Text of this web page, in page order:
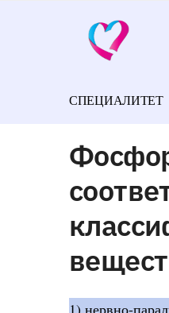
СПЕЦИАЛИТЕТ
1) нервно-